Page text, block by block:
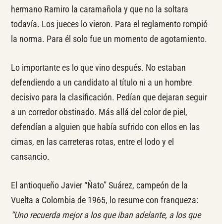
hermano Ramiro la caramañola y que no la soltara
todavía. Los jueces lo vieron. Para el reglamento rompió
la norma. Para él solo fue un momento de agotamiento.
Lo importante es lo que vino después. No estaban
defendiendo a un candidato al título ni a un hombre
decisivo para la clasificación. Pedían que dejaran seguir
a un corredor obstinado. Más allá del color de piel,
defendían a alguien que había sufrido con ellos en las
cimas, en las carreteras rotas, entre el lodo y el
cansancio.
El antioqueño Javier “Ñato” Suárez, campeón de la
Vuelta a Colombia de 1965, lo resume con franqueza:
“Uno recuerda mejor a los que iban adelante, a los que